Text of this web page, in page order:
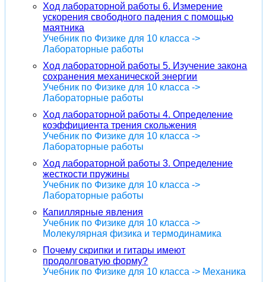
Ход лабораторной работы 6. Измерение
ускорения свободного падения с помощью
маятника
Учебник по Физике для 10 класса ->
Лабораторные работы
Ход лабораторной работы 5. Изучение закона
сохранения механической энергии
Учебник по Физике для 10 класса ->
Лабораторные работы
Ход лабораторной работы 4. Определение
коэффициента трения скольжения
Учебник по Физике для 10 класса ->
Лабораторные работы
Ход лабораторной работы 3. Определение
жесткости пружины
Учебник по Физике для 10 класса ->
Лабораторные работы
Капиллярные явления
Учебник по Физике для 10 класса ->
Молекулярная физика и термодинамика
Почему скрипки и гитары имеют
продолговатую форму?
Учебник по Физике для 10 класса -> Механика